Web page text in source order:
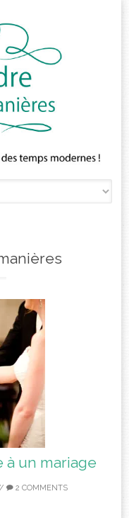
à un mariage
2 COMMENTS